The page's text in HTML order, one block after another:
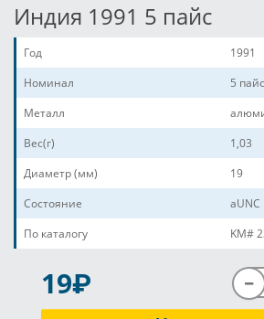
Индия 1991 5 пайс
Год
1991
Номинал
5 пайс
Металл
Вес(г)
1,03
Диаметр (мм)
19
Состояние
aUNC
По каталогу
KM#
19P